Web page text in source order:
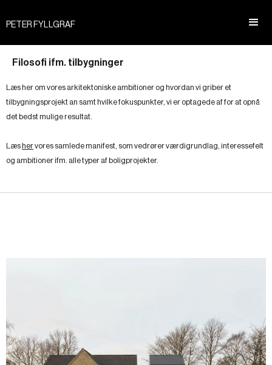
PETER FYLLGRAF
Filosofi ifm. tilbygninger
Læs her om vores arkitektoniske ambitioner og hvordan vi griber et
tilbygningsprojekt an samt hvilke fokuspunkter, vi er optagede af for at opnå
det bedst mulige resultat.
Læshervores samlede manifest, som vedrører værdigrundlag, interessefelt
og ambitioner ifm. alle typer af boligprojekter.